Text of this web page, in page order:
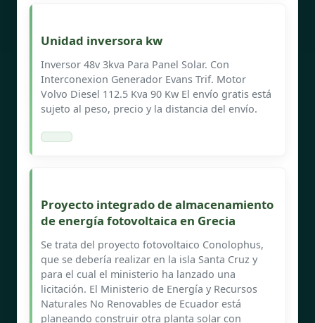
Unidad inversora kw
Inversor 48v 3kva Para Panel Solar. Con
Interconexion Generador Evans Trif. Motor
Volvo Diesel 112.5 Kva 90 Kw El envío gratis está
sujeto al peso, precio y la distancia del envío.
Proyecto integrado de almacenamiento
de energía fotovoltaica en Grecia
Se trata del proyecto fotovoltaico Conolophus,
que se debería realizar en la isla Santa Cruz y
para el cual el ministerio ha lanzado una
licitación. El Ministerio de Energía y Recursos
Naturales No Renovables de Ecuador está
planeando construir otra planta solar con